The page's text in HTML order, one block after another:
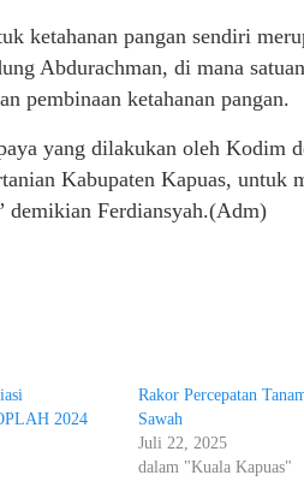
ketahanan pangan sendiri
Abdurachman, di mana
pembinaan ketahanan pangan.
yang dilakukan oleh Kodim
Kabupaten Kapuas, untuk
demikian Ferdiansyah.(Adm)
2024
Rakor Percepatan
Sawah
Juli 22, 2025
dalam "Kuala Kapuas"